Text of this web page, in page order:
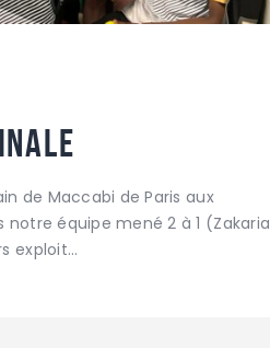
de Maccabi de Paris aux
équipe mené 2 à 1 (Zakaria
exploit…